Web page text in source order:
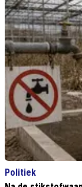
Politiek